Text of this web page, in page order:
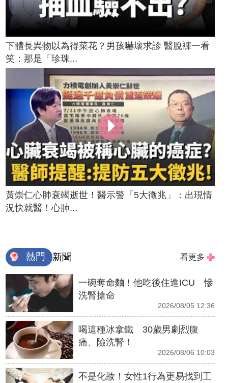
下體長異物以為得菜花？男孩嚇壞求診 醫脫褲一看
笑：那是「珍珠...
黃崇仁心肺衰竭逝世！醫示警「5大徵兆」：出現情
況快就醫！心肺...
熱門 新聞 看更多
一碗奪命麵！他吃後住進ICU 慘
洗腎搶命
2026/08/05 12:36
喝這種冰拿鐵 30歲男劇烈腹
痛、險洗腎！
2026/08/06 10:03
不是化妝！女性1行為更易找到工